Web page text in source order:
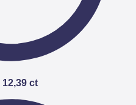
12,39 ct